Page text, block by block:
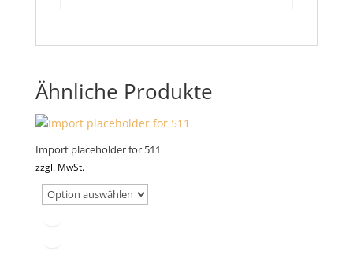
Ähnliche Produkte
Import placeholder for 511
zzgl. MwSt.